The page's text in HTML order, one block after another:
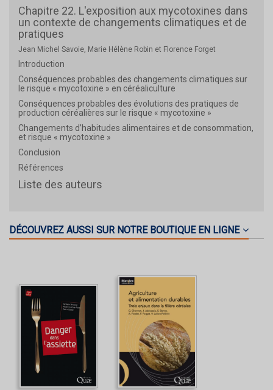
Chapitre 22. L'exposition aux mycotoxines dans
un contexte de changements climatiques et de
pratiques
Jean Michel Savoie, Marie Hélène Robin et Florence Forget
Introduction
Conséquences probables des changements climatiques sur
le risque « mycotoxine » en céréaliculture
Conséquences probables des évolutions des pratiques de
production céréalières sur le risque « mycotoxine »
Changements d’habitudes alimentaires et de consommation,
et risque « mycotoxine »
Conclusion
Références
Liste des auteurs
DÉCOUVREZ AUSSI SUR NOTRE BOUTIQUE EN LIGNE